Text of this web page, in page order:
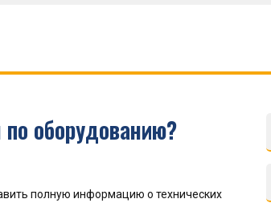
оборудованию?
полную информацию о технических